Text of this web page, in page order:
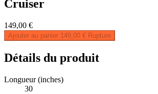
Cruiser
149,00 €
Ajouter au panier 149,00 € Rupture
Détails du produit
Longueur (inches)
30